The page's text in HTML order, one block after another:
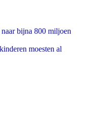
bijna 800 miljoen
moesten al